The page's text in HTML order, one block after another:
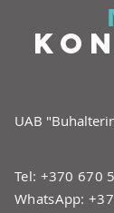
UAB
Tel: +370 670
WhatsApp: